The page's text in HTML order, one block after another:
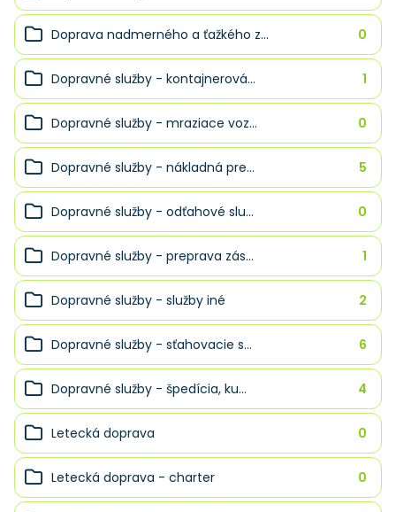
Doprava nadmerného a ťažkého z... 0
Dopravné služby - kontajnerová... 1
Dopravné služby - mraziace voz... 0
Dopravné služby - nákladná pre... 5
Dopravné služby - odťahové slu... 0
Dopravné služby - preprava zás... 1
Dopravné služby - služby iné 2
Dopravné služby - sťahovacie s... 6
Dopravné služby - špedícia, ku... 4
Letecká doprava 0
Letecká doprava - charter 0